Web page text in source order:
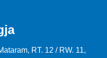
RT. 12 / RW. 11,